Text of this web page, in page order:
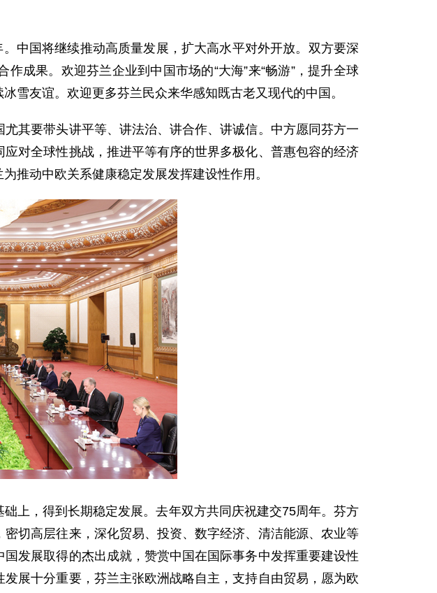
中国将继续推动高质量发展，扩大高水平对外开放。双方要深
成果。欢迎芬兰企业到中国市场的“大海”来“畅游”，提升全球
雪友谊。欢迎更多芬兰民众来华感知既古老又现代的中国。
其要带头讲平等、讲法治、讲合作、讲诚信。中方愿同芬方一
对全球性挑战，推进平等有序的世界多极化、普惠包容的经济
推动中欧关系健康稳定发展发挥建设性作用。
上，得到长期稳定发展。去年双方共同庆祝建交75周年。芬方
切高层往来，深化贸易、投资、数字经济、清洁能源、农业等
发展取得的杰出成就，赞赏中国在国际事务中发挥重要建设性
展十分重要，芬兰主张欧洲战略自主，支持自由贸易，愿为欧